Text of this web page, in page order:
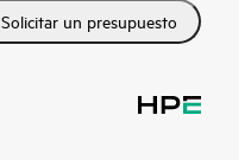
Solicitar un presupuesto